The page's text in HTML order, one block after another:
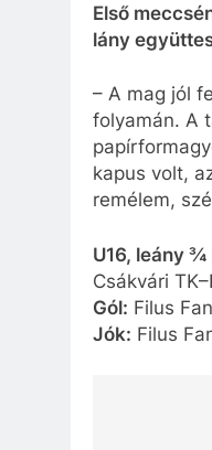
Első
lány
– A mag jól
folyamán. A
kapus volt,
remélem,
U16, leány
Csákvári
Gól: Filus
Jók: Filus